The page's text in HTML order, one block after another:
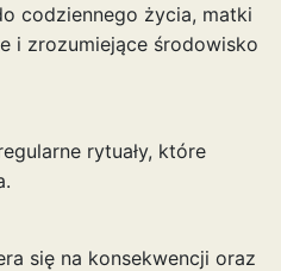
codziennego życia, matki
i zrozumiejące środowisko
rytuały, które
się na konsekwencji oraz